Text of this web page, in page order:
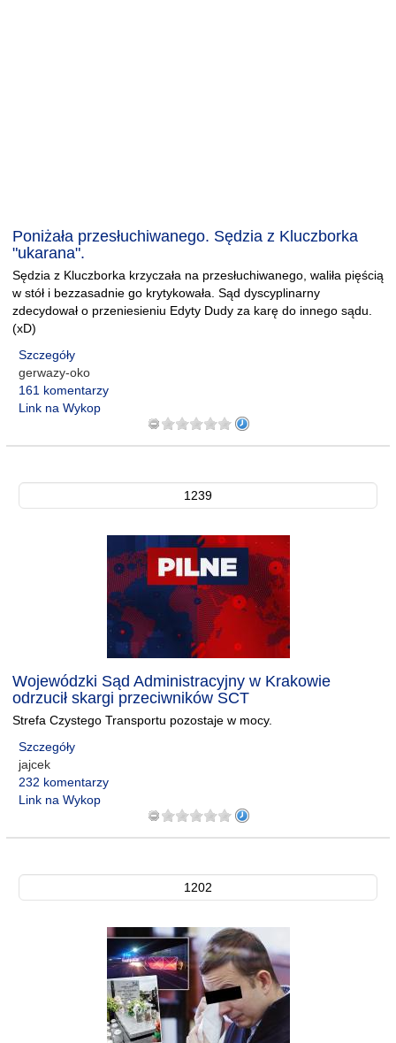
Poniżała przesłuchiwanego. Sędzia z Kluczborka
"ukarana".
Sędzia z Kluczborka krzyczała na przesłuchiwanego, waliła pięścią
w stół i bezzasadnie go krytykowała. Sąd dyscyplinarny
zdecydował o przeniesieniu Edyty Dudy za karę do innego sądu.
(xD)
Szczegóły
gerwazy-oko
161 komentarzy
Link na Wykop
1239
Wojewódzki Sąd Administracyjny w Krakowie
odrzucił skargi przeciwników SCT
Strefa Czystego Transportu pozostaje w mocy.
Szczegóły
jajcek
232 komentarzy
Link na Wykop
1202